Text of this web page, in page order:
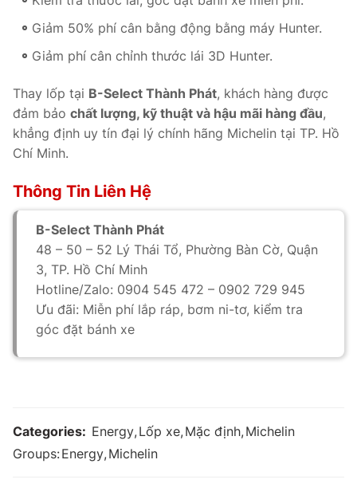
Giảm 50% phí cân bằng động bằng máy Hunter.
Giảm phí cân chỉnh thước lái 3D Hunter.
Thay lốp tại B-Select Thành Phát, khách hàng được
đảm bảo chất lượng, kỹ thuật và hậu mãi hàng đầu,
khẳng định uy tín đại lý chính hãng Michelin tại TP. Hồ
Chí Minh.
Thông Tin Liên Hệ
B-Select Thành Phát
48 – 50 – 52 Lý Thái Tổ, Phường Bàn Cờ, Quận
3, TP. Hồ Chí Minh
Hotline/Zalo: 0904 545 472 – 0902 729 945
Ưu đãi: Miễn phí lắp ráp, bơm ni-tơ, kiểm tra
góc đặt bánh xe
Categories: Energy, Lốp xe, Mặc định, Michelin
Groups:Energy, Michelin